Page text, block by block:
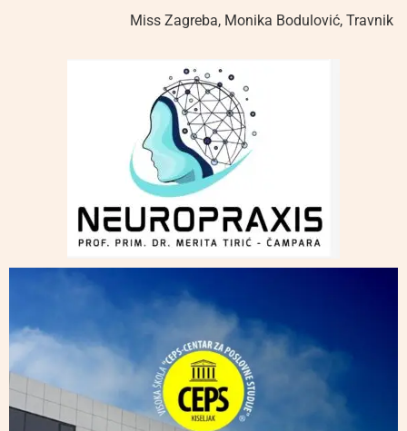
Miss Zagreba, Monika Bodulović, Travnik